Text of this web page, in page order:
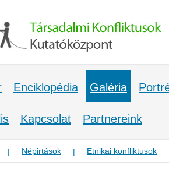
Enciklopédia Galéria
Kapcsolat Partnereink
| Népirtások | Etnikai konfliktusok